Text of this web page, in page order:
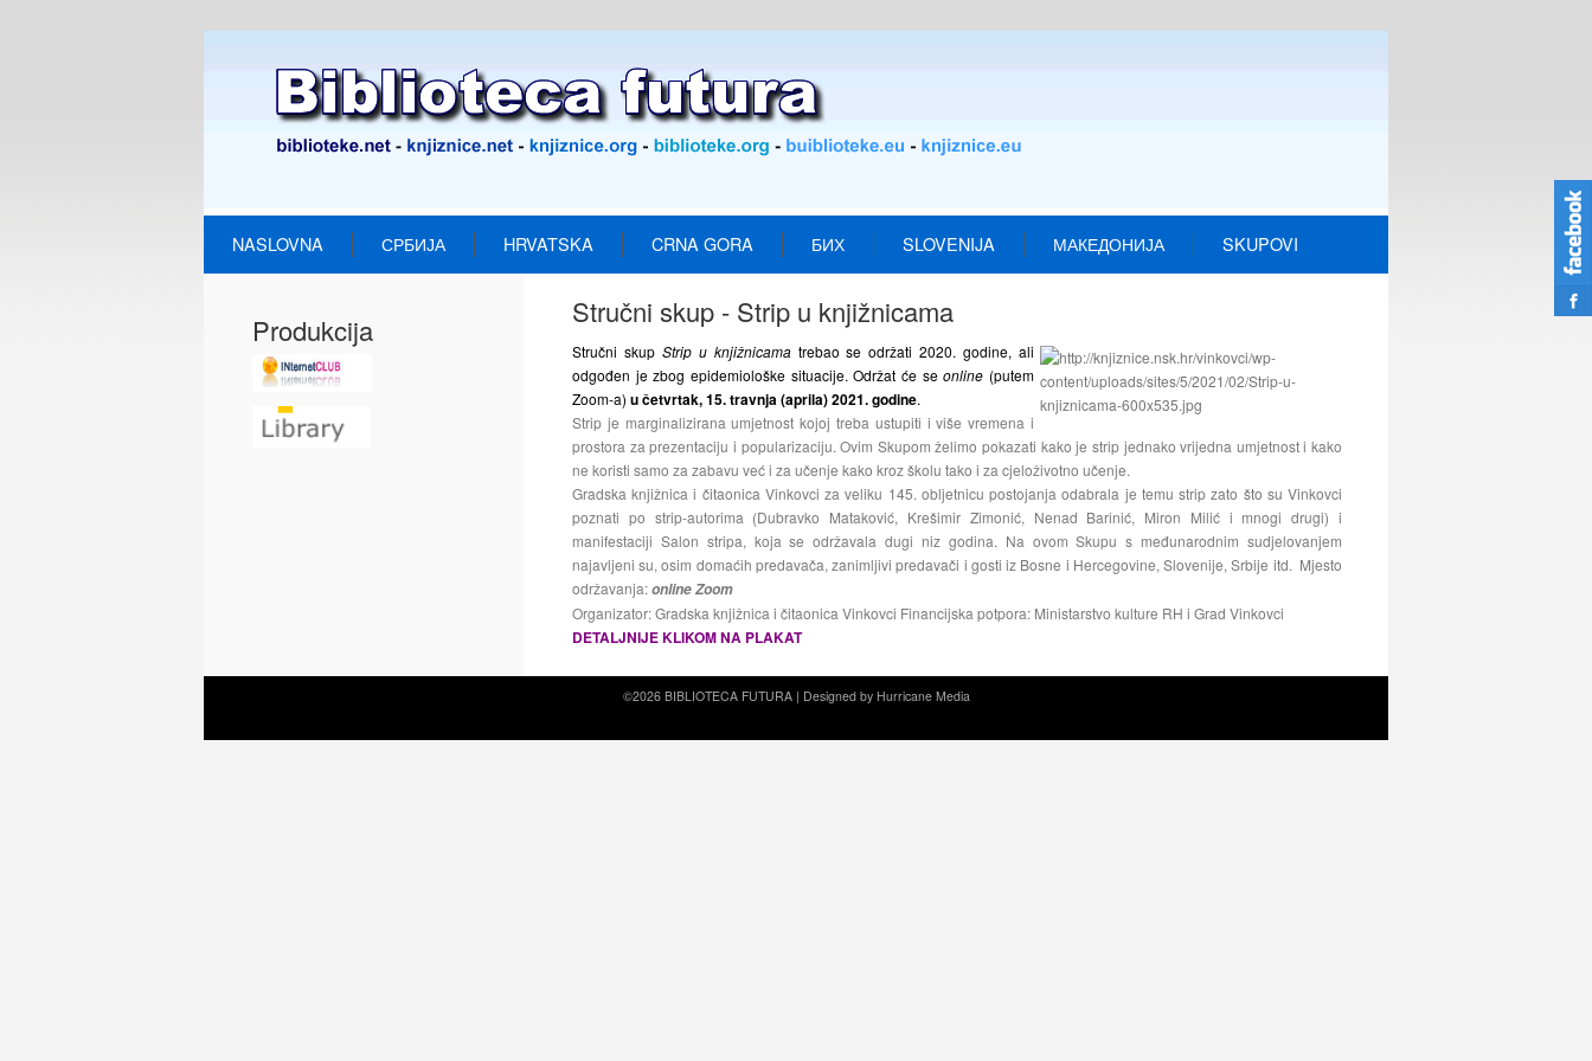
NASLOVNA СРБИЈА HRVATSKA CRNA GORA БИХ SLOVENIJA МАКЕДОНИЈА SKUPOVI
Produkcija
Stručni skup - Strip u knjižnicama
Stručni skup Strip u knjižnicamatrebao se održati 2020. godine, ali
odgođen je zbog epidemiološke situacije. Održat će seonline (putem
Zoom-a) u četvrtak, 15. travnja (aprila) 2021. godine.
Strip je marginalizirana umjetnost kojoj treba ustupiti i više vremena i
prostora za prezentaciju i popularizaciju. Ovim Skupom želimo pokazati kako je strip jednako vrijedna umjetnost i kako
ne koristi samo za zabavu već i za učenje kako kroz školu tako i za cjeloživotno učenje.
Gradska knjižnica i čitaonica Vinkovci za veliku 145. obljetnicu postojanja odabrala je temu strip zato što su Vinkovci
poznati po strip-autorima (Dubravko Mataković, Krešimir Zimonić, Nenad Barinić, Miron Milić i mnogi drugi) i
manifestaciji Salon stripa, koja se održavala dugi niz godina. Na ovom Skupu s međunarodnim sudjelovanjem
najavljeni su, osim domaćih predavača, zanimljivi predavači i gosti iz Bosne i Hercegovine, Slovenije, Srbije itd. Mjesto
održavanja:online Zoom
Organizator: Gradska knjižnica i čitaonica Vinkovci Financijska potpora: Ministarstvo kulture RH i Grad Vinkovci
DETALJNIJE KLIKOM NA PLAKAT
©2026 BIBLIOTECA FUTURA | Designed by Hurricane Media